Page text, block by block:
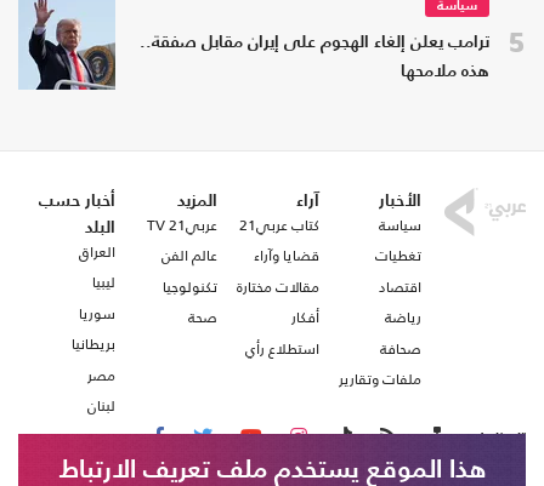
5
سياسة
ترامب يعلن إلغاء الهجوم على إيران مقابل صفقة..
هذه ملامحها
الأخبار
سياسة
تغطيات
اقتصاد
رياضة
صحافة
ملفات وتقارير
آراء
كتاب عربي21
قضايا وآراء
مقالات مختارة
أفكار
استطلاع رأي
المزيد
عربي21 TV
عالم الفن
تكنولوجيا
صحة
أخبار حسب
البلد
العراق
ليبيا
سوريا
بريطانيا
مصر
لبنان
تابعنا على
هذا الموقع يستخدم ملف تعريف الارتباط